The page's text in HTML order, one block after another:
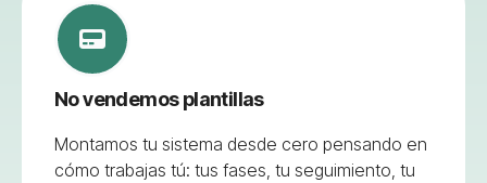
No vendemos plantillas
Montamos tu sistema desde cero pensando en
cómo trabajas tú: tus fases, tu seguimiento, tu